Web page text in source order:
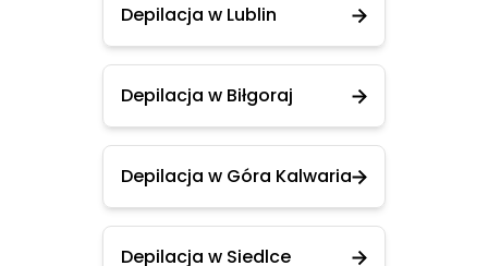
Depilacja w Lublin
Depilacja w Biłgoraj
Depilacja w Góra Kalwaria
Depilacja w Siedlce